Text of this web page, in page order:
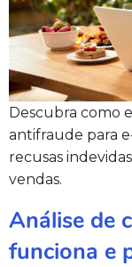
Descubra como
antifraude para
recusas
vendas.
Análise de
funciona e